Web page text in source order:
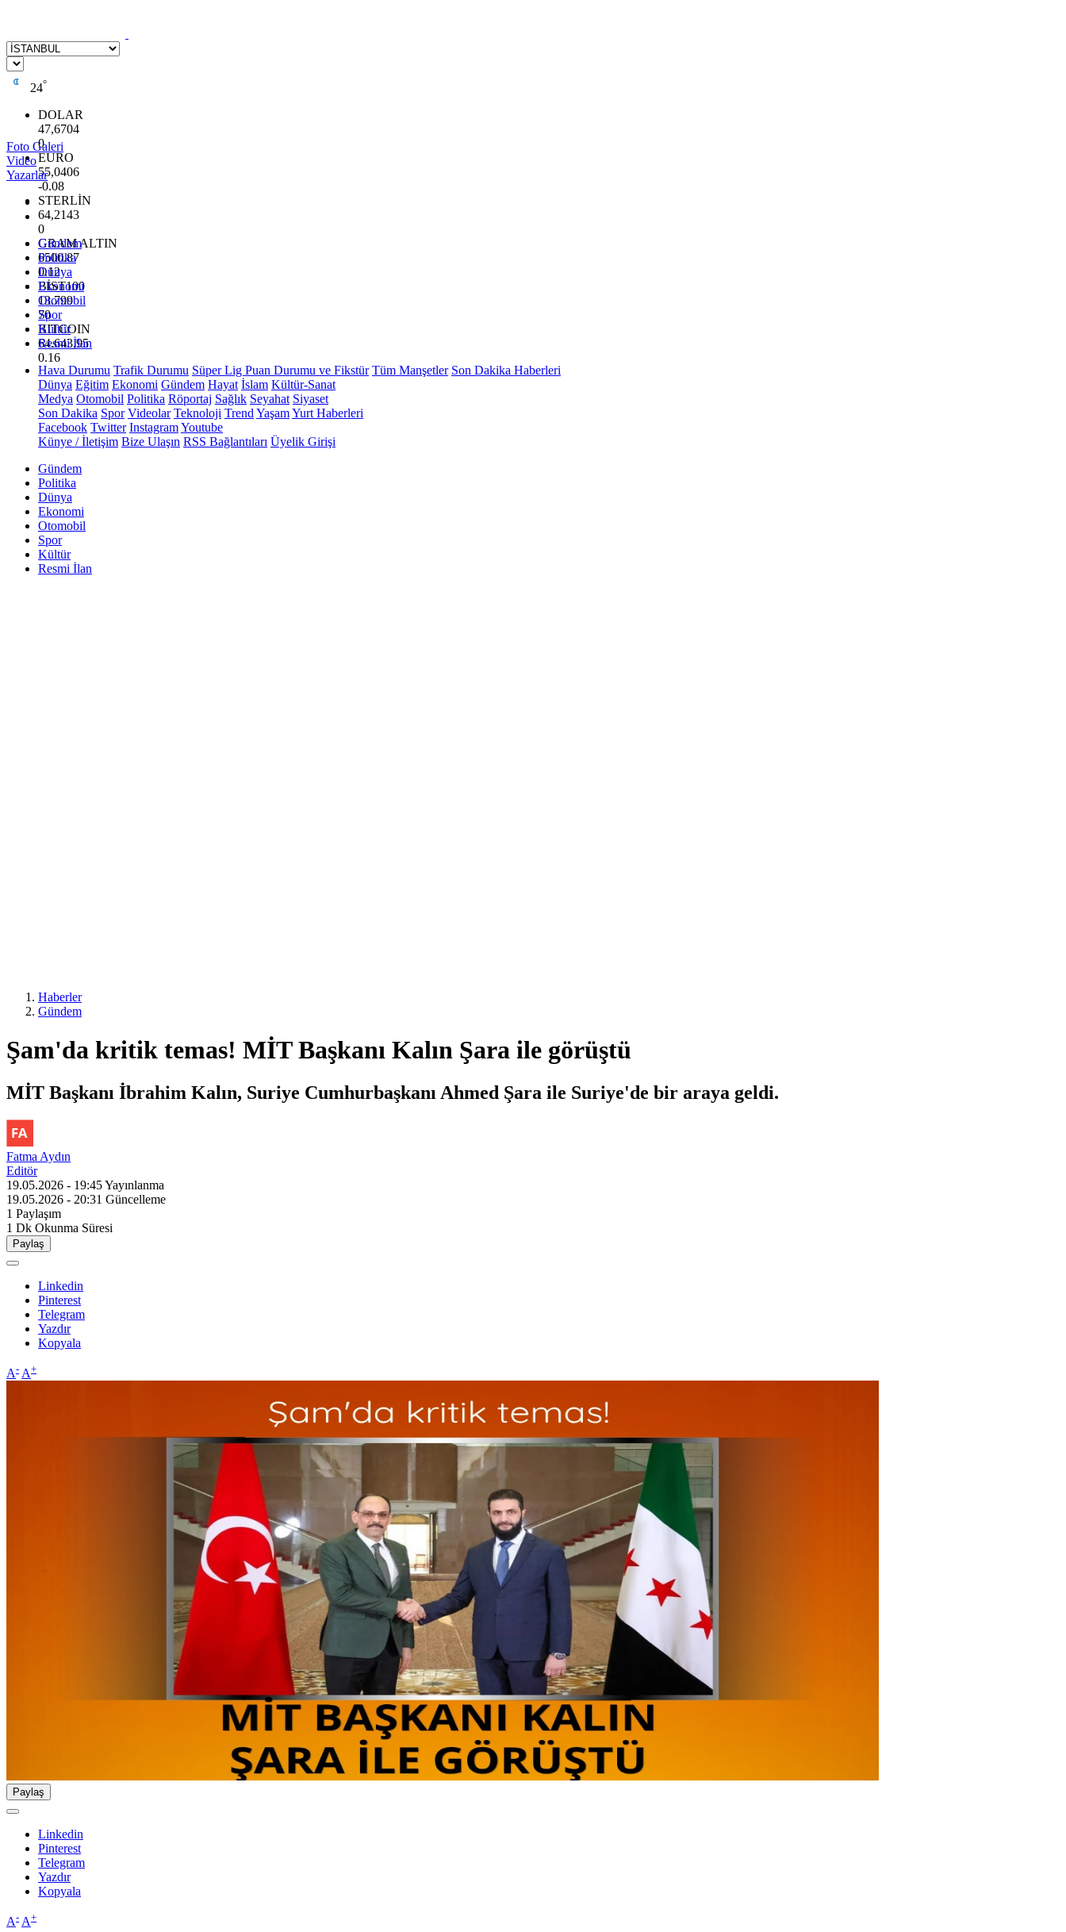
24°
DOLAR
47,6704
0
EURO
55,0406
-0.08
STERLİN
64,2143
0
GRAM ALTIN
6500.87
0.12
BİST100
13.799
70
BITCOIN
64.643,95
0.16
Foto Galeri
Video
Yazarlar
Gündem
Politika
Dünya
Ekonomi
Otomobil
Spor
Kültür
Resmi İlan
Hava Durumu Trafik Durumu Süper Lig Puan Durumu ve Fikstür Tüm Manşetler Son Dakika Haberleri
Dünya Eğitim Ekonomi Gündem Hayat İslam Kültür-Sanat
Medya Otomobil Politika Röportaj Sağlık Seyahat Siyaset
Son Dakika Spor Videolar Teknoloji Trend YaşamYurt Haberleri
Facebook Twitter InstagramYoutube
Künye / İletişim Bize Ulaşın RSS Bağlantıları Üyelik Girişi
Gündem
Politika
Dünya
Ekonomi
Otomobil
Spor
Kültür
Resmi İlan
Haberler
Gündem
Şam'da kritik temas! MİT Başkanı Kalın Şara ile görüştü
MİT Başkanı İbrahim Kalın, Suriye Cumhurbaşkanı Ahmed Şara ile Suriye'de bir araya geldi.
Fatma Aydın
Editör
19.05.2026 - 19:45Yayınlanma
19.05.2026 - 20:31 Güncelleme
1 Paylaşım
1 Dk Okunma Süresi
Paylaş
Linkedin
Pinterest
Telegram
Yazdır
Kopyala
A- A+
Paylaş
Linkedin
Pinterest
Telegram
Yazdır
Kopyala
A- A+